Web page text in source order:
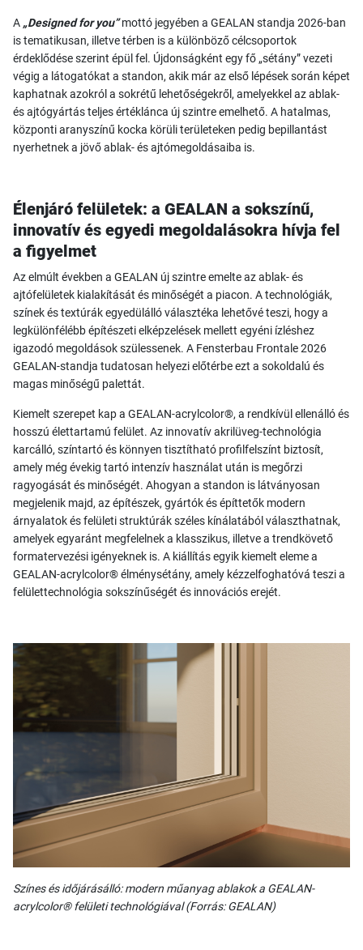
A „Designed for you”mottó jegyében a GEALAN standja 2026-ban
is tematikusan, illetve térben is a különböző célcsoportok
érdeklődése szerint épül fel. Újdonságként egy fő „sétány” vezeti
végig a látogatókat a standon, akik már az első lépések során képet
kaphatnak azokról a sokrétű lehetőségekről, amelyekkel az ablak-
és ajtógyártás teljes értéklánca új szintre emelhető. A hatalmas,
központi aranyszínű kocka körüli területeken pedig bepillantást
nyerhetnek a jövő ablak- és ajtómegoldásaiba is.
Élenjáró felületek: a GEALAN a sokszínű,
innovatív és egyedi megoldalásokra hívja fel
a figyelmet
Az elmúlt években a GEALAN új szintre emelte az ablak- és
ajtófelületek kialakítását és minőségét a piacon. A technológiák,
színek és textúrák egyedülálló választéka lehetővé teszi, hogy a
legkülönfélébb építészeti elképzelések mellett egyéni ízléshez
igazodó megoldások szülessenek. A Fensterbau Frontale 2026
GEALAN-standja tudatosan helyezi előtérbe ezt a sokoldalú és
magas minőségű palettát.
Kiemelt szerepet kap a GEALAN-acrylcolor®, a rendkívül ellenálló és
hosszú élettartamú felület. Az innovatív akrilüveg-technológia
karcálló, színtartó és könnyen tisztítható profilfelszínt biztosít,
amely még évekig tartó intenzív használat után is megőrzi
ragyogását és minőségét. Ahogyan a standon is látványosan
megjelenik majd, az építészek, gyártók és építtetők modern
árnyalatok és felületi struktúrák széles kínálatából választhatnak,
amelyek egyaránt megfelelnek a klasszikus, illetve a trendkövető
formatervezési igényeknek is. A kiállítás egyik kiemelt eleme a
GEALAN-acrylcolor® élménysétány, amely kézzelfoghatóvá teszi a
felülettechnológia sokszínűségét és innovációs erejét.
Színes és időjárásálló: modern műanyag ablakok a GEALAN-
acrylcolor® felületi technológiával (Forrás: GEALAN)